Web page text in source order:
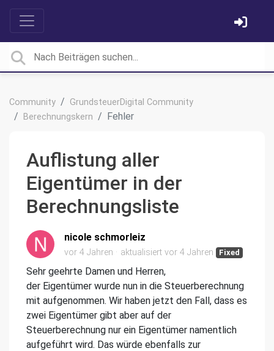
Community
GrundsteuerDigital Community
Berechnungskern
Fehler
Auflistung aller
Eigentümer in der
Berechnungsliste
nicole schmorleiz
vor 4 Jahren aktualisiert vor 4 Jahren Fixed
Sehr geehrte Damen und Herren,
der Eigentümer wurde nun in die Steuerberechnung
mit aufgenommen. Wir haben jetzt den Fall, dass es
zwei Eigentümer gibt aber auf der
Steuerberechnung nur ein Eigentümer namentlich
aufgeführt wird. Das würde ebenfalls zur